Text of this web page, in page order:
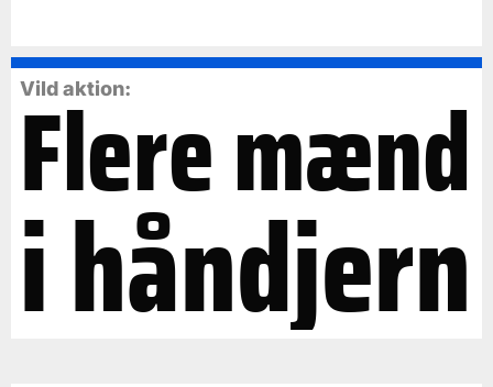
Vild aktion:
Flere mænd
i håndjern